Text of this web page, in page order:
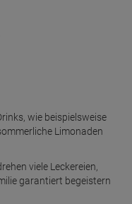
wie beispielsweise
Limonaden
viele Leckereien,
garantiert begeistern